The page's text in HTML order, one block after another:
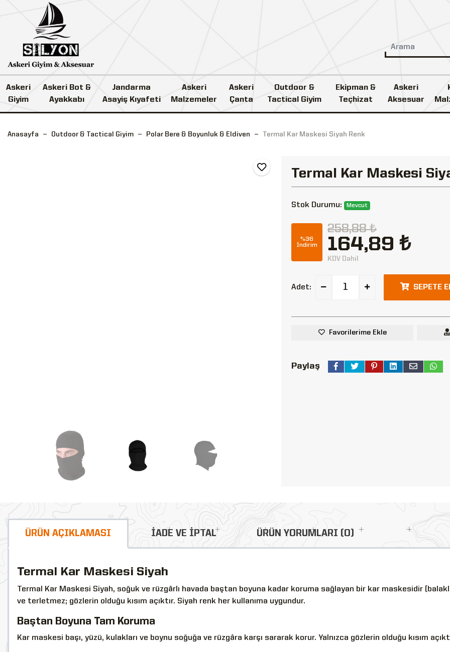
Askeri
Giyim
Askeri Bot &
Ayakkabı
Jandarma
Asayiş Kıyafeti
Askeri
Malzemeler
Askeri
Çanta
Outdoor &
Tactical Giyim
Ekipman &
Teçhizat
Askeri
Aksesuar
Anasayfa Outdoor & Tactical Giyim Polar Bere & Boyunluk & Eldiven Termal Kar Maskesi Siyah Renk
Termal Kar Maskesi
Stok Durumu: Mevcut
%36
İndirim
258,88 ₺
164,89 ₺
KDV Dahil
Adet: SEPETE
Favorilerime Ekle
Paylaş
ÜRÜN AÇIKLAMASI İADE VE İPTAL ÜRÜN YORUMLARI (0)
Termal Kar Maskesi Siyah
Termal Kar Maskesi Siyah, soğuk ve rüzgârlı havada baştan boyuna kadar koruma sağlayan bir kar maskesidir
ve terletmez; gözlerin olduğu kısım açıktır. Siyah renk her kullanıma uygundur.
Baştan Boyuna Tam Koruma
Kar maskesi başı, yüzü, kulakları ve boynu soğuğa ve rüzgâra karşı sararak korur. Yalnızca gözlerin olduğu kısım